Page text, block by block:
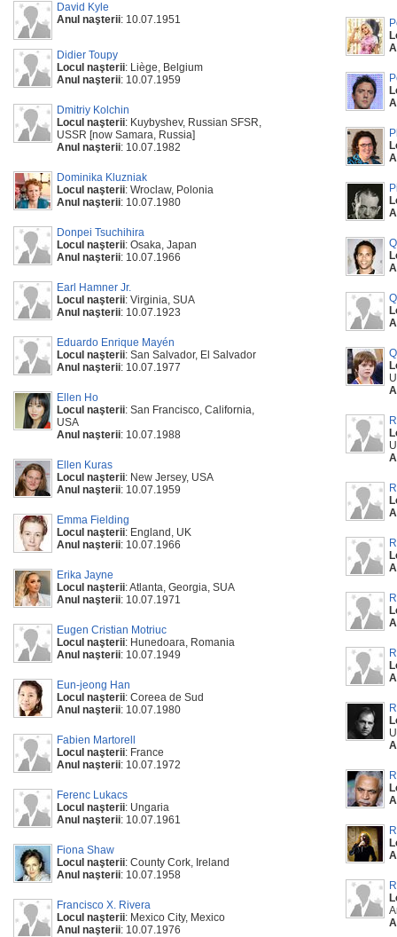
David Kyle
Anul naşterii: 10.07.1951
Didier Toupy
Locul naşterii: Liège, Belgium
Anul naşterii: 10.07.1959
Dmitriy Kolchin
Locul naşterii: Kuybyshev, Russian SFSR,
USSR [now Samara, Russia]
Anul naşterii: 10.07.1982
Dominika Kluzniak
Locul naşterii: Wroclaw, Polonia
Anul naşterii: 10.07.1980
Donpei Tsuchihira
Locul naşterii: Osaka, Japan
Anul naşterii: 10.07.1966
Earl Hamner Jr.
Locul naşterii: Virginia, SUA
Anul naşterii: 10.07.1923
Eduardo Enrique Mayén
Locul naşterii: San Salvador, El Salvador
Anul naşterii: 10.07.1977
Ellen Ho
Locul naşterii: San Francisco, California,
USA
Anul naşterii: 10.07.1988
Ellen Kuras
Locul naşterii: New Jersey, USA
Anul naşterii: 10.07.1959
Emma Fielding
Locul naşterii: England, UK
Anul naşterii: 10.07.1966
Erika Jayne
Locul naşterii: Atlanta, Georgia, SUA
Anul naşterii: 10.07.1971
Eugen Cristian Motriuc
Locul naşterii: Hunedoara, Romania
Anul naşterii: 10.07.1949
Eun-jeong Han
Locul naşterii: Coreea de Sud
Anul naşterii: 10.07.1980
Fabien Martorell
Locul naşterii: France
Anul naşterii: 10.07.1972
Ferenc Lukacs
Locul naşterii: Ungaria
Anul naşterii: 10.07.1961
Fiona Shaw
Locul naşterii: County Cork, Ireland
Anul naşterii: 10.07.1958
Francisco X. Rivera
Locul naşterii: Mexico City, Mexico
Anul naşterii: 10.07.1976